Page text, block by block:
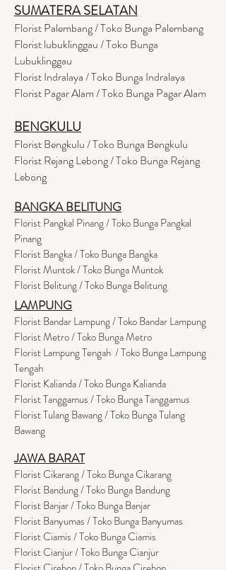
SUMATERA SELATAN
Florist Palembang / Toko Bunga Palembang
Florist lubuklinggau / Toko Bunga
Lubuklinggau
Florist Indralaya / Toko Bunga Indralaya
Florist Pagar Alam / Toko Bunga Pagar Alam
BENGKULU
Florist Bengkulu / Toko Bunga Bengkulu
Florist Rejang Lebong / Toko Bunga Rejang
Lebong
BANGKA BELITUNG
Florist Pangkal Pinang / Toko Bunga Pangkal
Pinang
Florist Bangka / Toko Bunga Bangka
Florist Muntok / Toko Bunga Muntok
Florist Belitung / Toko Bunga Belitung
LAMPUNG
Florist Bandar Lampung / Toko Bandar Lampung
Florist Metro / Toko Bunga Metro
Florist Lampung Tengah / Toko Bunga Lampung
Tengah
Florist Kalianda / Toko Bunga Kalianda
Florist Tanggamus / Toko Bunga Tanggamus
Florist Tulang Bawang / Toko Bunga Tulang
Bawang
JAWA BARAT
Florist Cikarang/ Toko Bunga Cikarang
Florist Bandung / Toko Bunga Bandung
Florist Banjar / Toko Bunga Banjar
Florist Banyumas / Toko Bunga Banyumas
Florist Ciamis / Toko Bunga Ciamis
Florist Cianjur / Toko Bunga Cianjur